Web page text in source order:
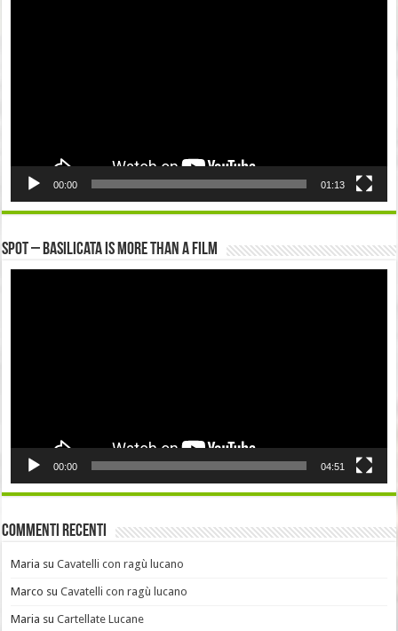
00:00 01:13
Spot – Basilicata is more than a Film
00:00 04:51
Commenti recenti
Maria suCavatelli con ragù lucano
Marco suCavatelli con ragù lucano
Maria suCartellate Lucane